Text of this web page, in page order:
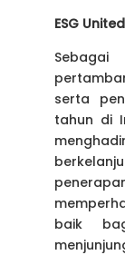
ESG
serta
tahun di
baik